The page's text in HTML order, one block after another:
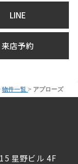
LINE
来店予約
物件一覧 > アプローズ
星野ビル 4F